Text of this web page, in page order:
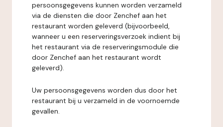
persoonsgegevens kunnen worden verzameld
via de diensten die door Zenchef aan het
restaurant worden geleverd (bijvoorbeeld,
wanneer u een reserveringsverzoek indient bij
het restaurant via de reserveringsmodule die
door Zenchef aan het restaurant wordt
geleverd).
Uw persoonsgegevens worden dus door het
restaurant bij u verzameld in de voornoemde
gevallen.